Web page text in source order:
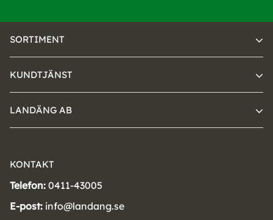
SORTIMENT
KUNDTJÄNST
LANDÄNG AB
KONTAKT
Telefon: 0411-43005
E-post: info@landang.se